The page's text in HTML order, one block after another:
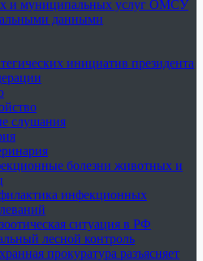
и муниципальных услуг ОМСУ
данными
инициатив президента
слушания
болезни животных и
инфекционных
ситуация в РФ
лесной контроль
прокуратура разъясняет